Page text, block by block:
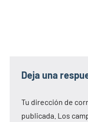
Deja una
Tu dirección de
publicada. Los